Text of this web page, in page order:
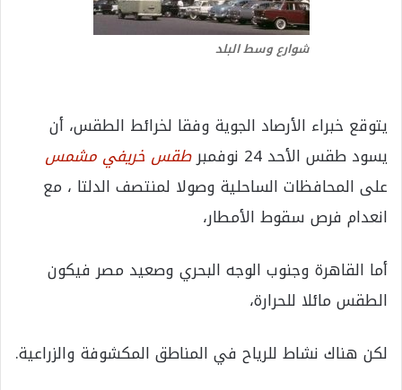
شوارع وسط البلد
يتوقع خبراء الأرصاد الجوية وفقا لخرائط الطقس، أن
يسود طقس الأحد 24 نوفمبر
طقس خريفي مشمس
على المحافظات الساحلية وصولا لمنتصف الدلتا ، مع
انعدام فرص سقوط الأمطار،
أما القاهرة وجنوب الوجه البحري وصعيد مصر فيكون
الطقس مائلا للحرارة،
لكن هناك نشاط للرياح في المناطق المكشوفة والزراعية.